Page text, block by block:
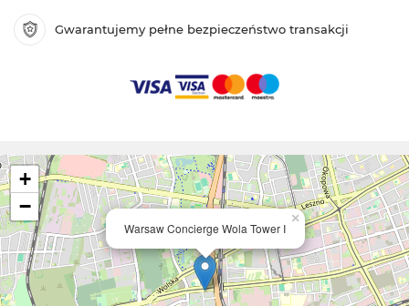
Gwarantujemy pełne bezpieczeństwo transakcji
Warsaw Concierge Wola Tower I
×
+
−